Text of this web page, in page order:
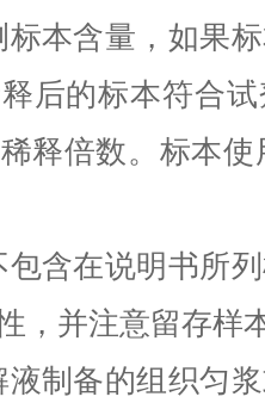
本含量，如果
后的标本符合
释倍数。标本
含在说明书所
，并注意留存样
制备的组织匀